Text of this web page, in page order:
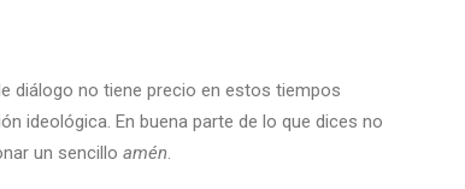
diálogo no tiene precio en estos tiempos
ideológica. En buena parte de lo que dices no
un sencillo amén.